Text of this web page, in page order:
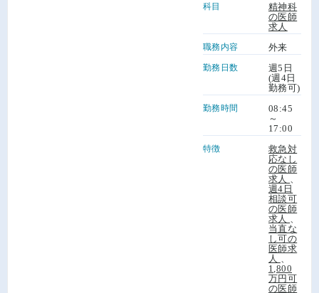
科目
精神科
の医師
求人
職務内容 外来
勤務日数
週5日
(週4日
勤務可)
勤務時間
08:45
～
17:00
特徴
救急対
応なし
の医師
求人
週4日
相談可
の医師
求人
当直な
し可の
医師求
人
1,800
万円可
の医師